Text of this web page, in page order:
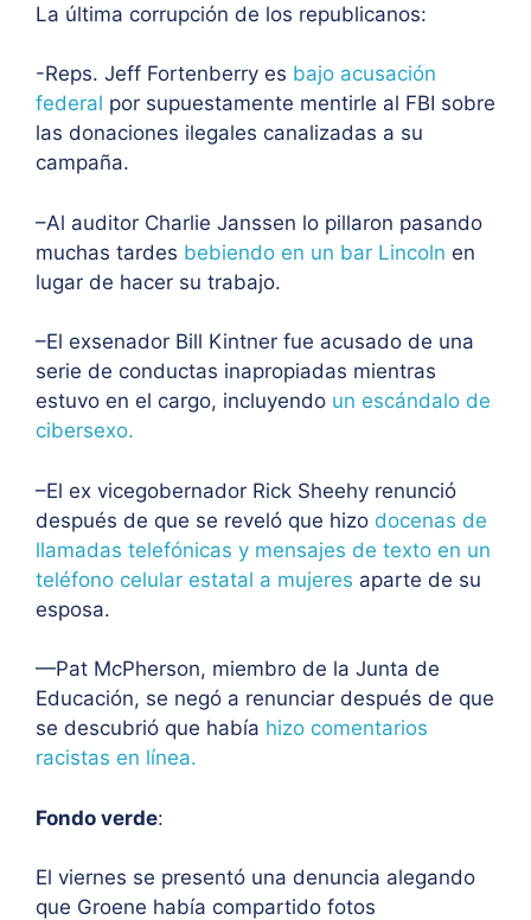
La última corrupción de los republicanos:
-Reps. Jeff Fortenberry es bajo acusación
federal por supuestamente mentirle al FBI sobre
las donaciones ilegales canalizadas a su
campaña.
–Al auditor Charlie Janssen lo pillaron pasando
muchas tardes bebiendo en un bar Lincoln en
lugar de hacer su trabajo.
–El exsenador Bill Kintner fue acusado de una
serie de conductas inapropiadas mientras
estuvo en el cargo, incluyendo un escándalo de
cibersexo.
–El ex vicegobernador Rick Sheehy renunció
después de que se reveló que hizo docenas de
llamadas telefónicas y mensajes de texto en un
teléfono celular estatal a mujeres aparte de su
esposa.
—Pat McPherson, miembro de la Junta de
Educación, se negó a renunciar después de que
se descubrió que había hizo comentarios
racistas en línea.
Fondo verde:
El viernes se presentó una denuncia alegando
que Groene había compartido fotos